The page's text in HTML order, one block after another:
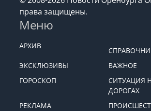
права защищены.
Меню
АРХИВ
ЭКСКЛЮЗИВЫ
ВАЖНОЕ
ГОРОСКОП
СИТУАЦИЯ
ДОРОГАХ
РЕКЛАМА